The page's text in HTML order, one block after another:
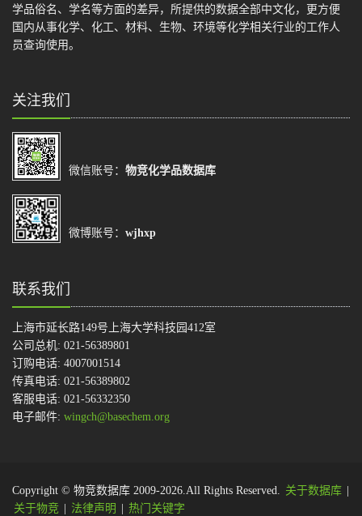
学品俗名、学名等方面的差异，所提供的数据全部中文化，更方便
国内从事化学、化工、材料、生物、环境等化学相关行业的工作人
员查询使用。
关注我们
微信账号： 物竞化学品数据库
微博账号： wjhxp
联系我们
上海市延长路149号上海大学科技园412室
公司总机: 021-56389801
订购电话: 4007001514
传真电话: 021-56389802
客服电话: 021-56332350
电子邮件: wingch@basechem.org
Copyright © 物竞数据库 2009-2026.All Rights Reserved. 关于数据库
关于物竞
法律声明 热门关键字